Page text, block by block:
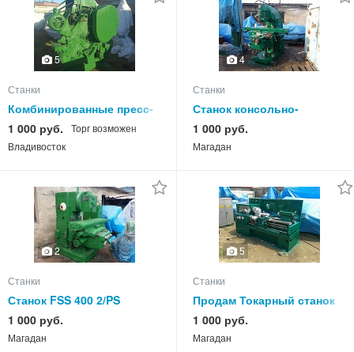
5
Станки
Комбинированные пресс-
ножницы НВ 5222 продам,
Владивосток
1 000 руб.
Торг возможен
Владивосток
4
Станки
Станок консольно-
фрезерный вертикальный
с поворотной головкой
6М13П
1 000 руб.
Магадан
2
Станки
Станок FSS 400 2/PS
вертикальный консольно-
фрезерный продам во
Владивостоке
1 000 руб.
Магадан
5
Станки
Продам Токарный станок
16К20, ИТ-1М, 1a616, 1К62,
163 Владивосток
1 000 руб.
Магадан